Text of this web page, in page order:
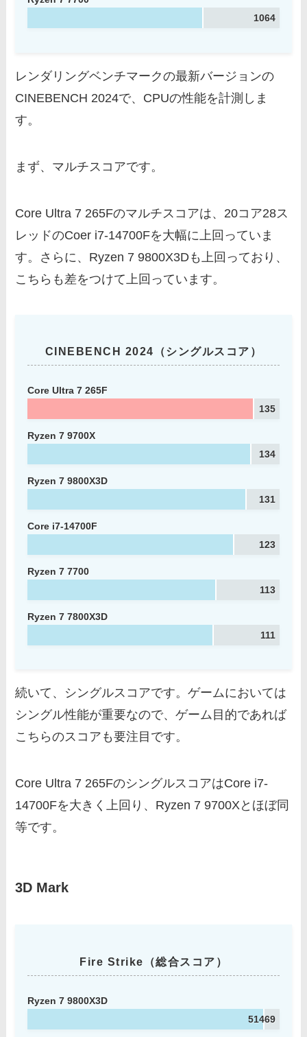
1064
レンダリングベンチマークの最新バージョンの
CINEBENCH 2024で、CPUの性能を計測しま
す。
まず、マルチスコアです。
Core Ultra 7 265Fのマルチスコアは、20コア28ス
レッドのCoer i7-14700Fを大幅に上回っていま
す。さらに、Ryzen 7 9800X3Dも上回っており、
こちらも差をつけて上回っています。
CINEBENCH 2024（シングルスコア）
Core Ultra 7 265F
135
Ryzen 7 9700X
134
Ryzen 7 9800X3D
131
Core i7-14700F
123
Ryzen 7 7700
113
Ryzen 7 7800X3D
111
続いて、シングルスコアです。ゲームにおいては
シングル性能が重要なので、ゲーム目的であれば
こちらのスコアも要注目です。
Core Ultra 7 265FのシングルスコアはCore i7-
14700Fを大きく上回り、Ryzen 7 9700Xとほぼ同
等です。
3D Mark
Fire Strike（総合スコア）
Ryzen 7 9800X3D
51469